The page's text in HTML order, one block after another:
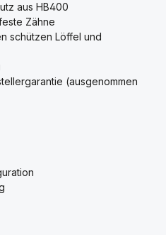
aus HB400
Zähne
schützen Löffel und
(ausgenommen